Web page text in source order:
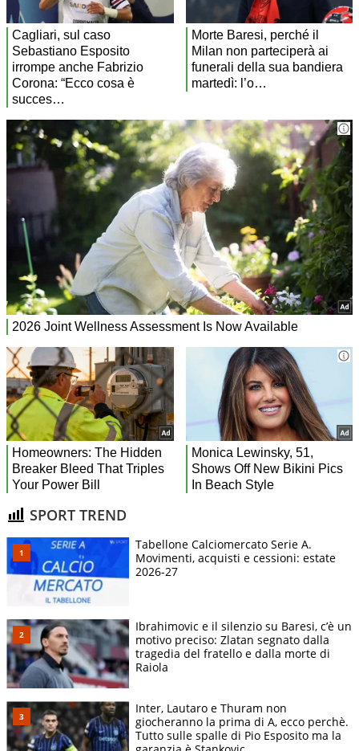
SPORT TREND
Tabellone Calciomercato Serie A.
Movimenti, acquisti e cessioni: estate
2026-27
Ibrahimovic e il silenzio su Baresi, c’è un
motivo preciso: Zlatan segnato dalla
tragedia del fratello e dalla morte di
Raiola
Inter, Lautaro e Thuram non
giocheranno la prima di A, ecco perchè.
Tutto sulle spalle di Pio Esposito ma la